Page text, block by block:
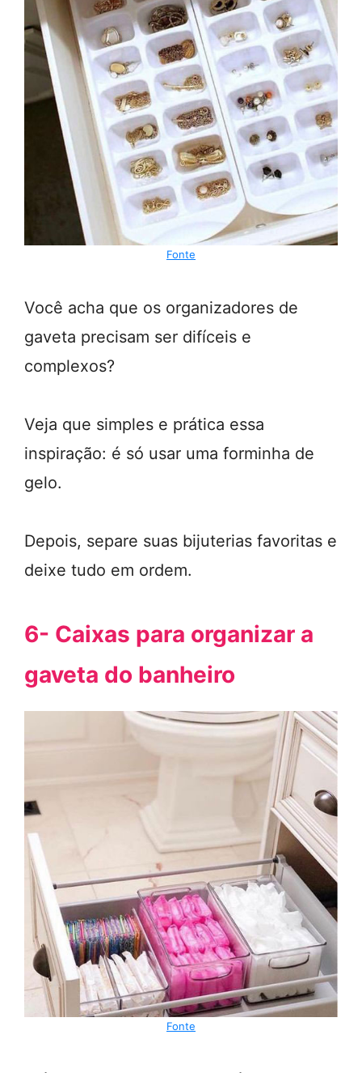
Fonte
Você acha que os organizadores de
gaveta precisam ser difíceis e
complexos?
Veja que simples e prática essa
inspiração: é só usar uma forminha de
gelo.
Depois, separe suas bijuterias favoritas e
deixe tudo em ordem.
6- Caixas para organizar a
gaveta do banheiro
Fonte